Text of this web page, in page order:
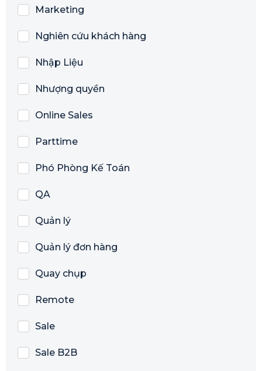
Marketing
Nghiên cứu khách hàng
Nhập Liệu
Nhượng quyền
Online Sales
Parttime
Phó Phòng Kế Toán
QA
Quản lý
Quản lý đơn hàng
Quay chụp
Remote
Sale
Sale B2B